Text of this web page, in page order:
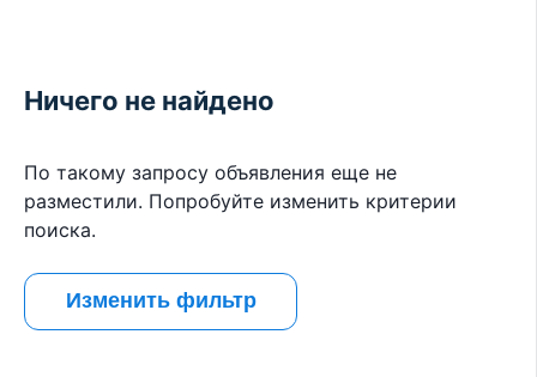
Ничего не найдено
По такому запросу объявления еще не
разместили. Попробуйте изменить критерии
поиска.
Изменить фильтр